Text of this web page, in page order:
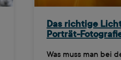
Das richtige
Porträt-
Was muss man bei